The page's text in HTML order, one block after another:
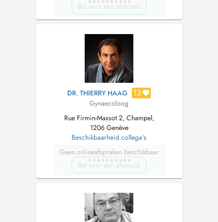
Bel voor een afspraak
DR. THIERRY HAAG 13
Gynaecoloog
Rue Firmin-Massot 2, Champel,
1206 Genève
Beschikbaarheid collega's
Geen onlineafspraken beschikbaar
Bel voor een afspraak